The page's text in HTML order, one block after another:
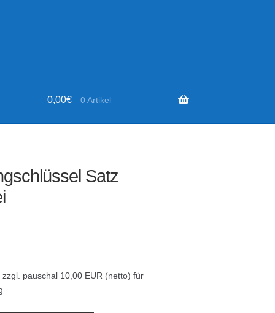
0,00€ 0 Artikel
Satz
zzgl. pauschal 10,00 EUR (netto) für